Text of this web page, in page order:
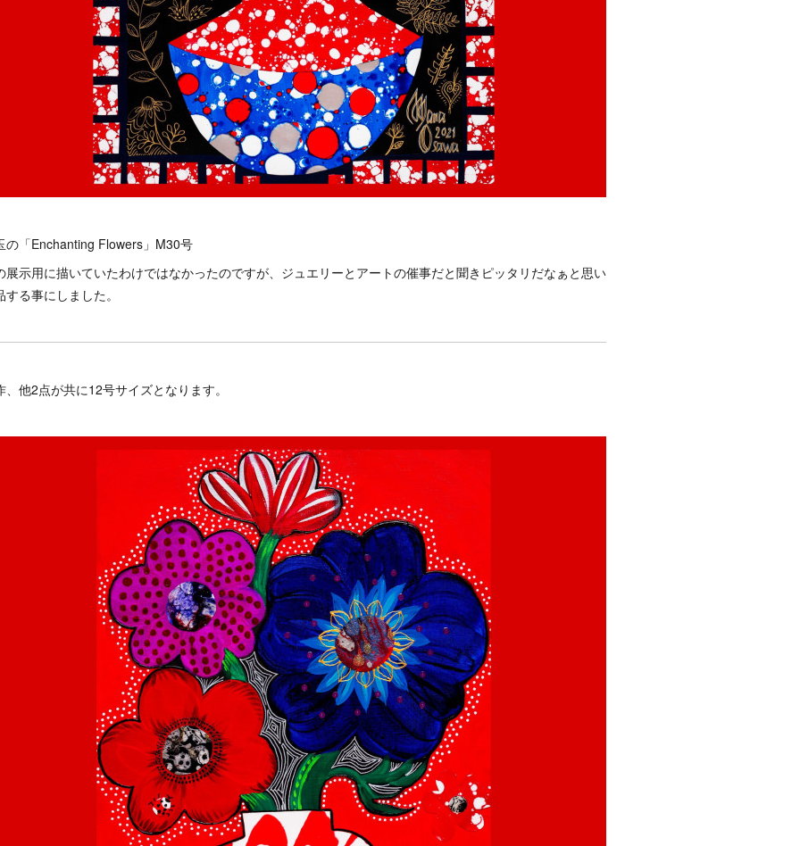
の「Enchanting Flowers」M30号
展示用に描いていたわけではなかったのですが、ジュエリーとアートの催事だと聞きピッタリだなぁと思い
する事にしました。
、他2点が共に12号サイズとなります。